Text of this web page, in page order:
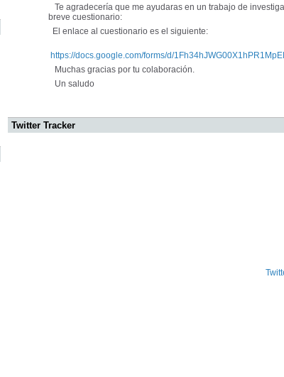
Te agradecería que me ayudaras en un trabajo de
breve cuestionario:
El enlace al cuestionario es el siguiente:
https://docs.google.com/forms/d/
Muchas gracias por tu colaboración.
Un saludo
Twitter Tracker